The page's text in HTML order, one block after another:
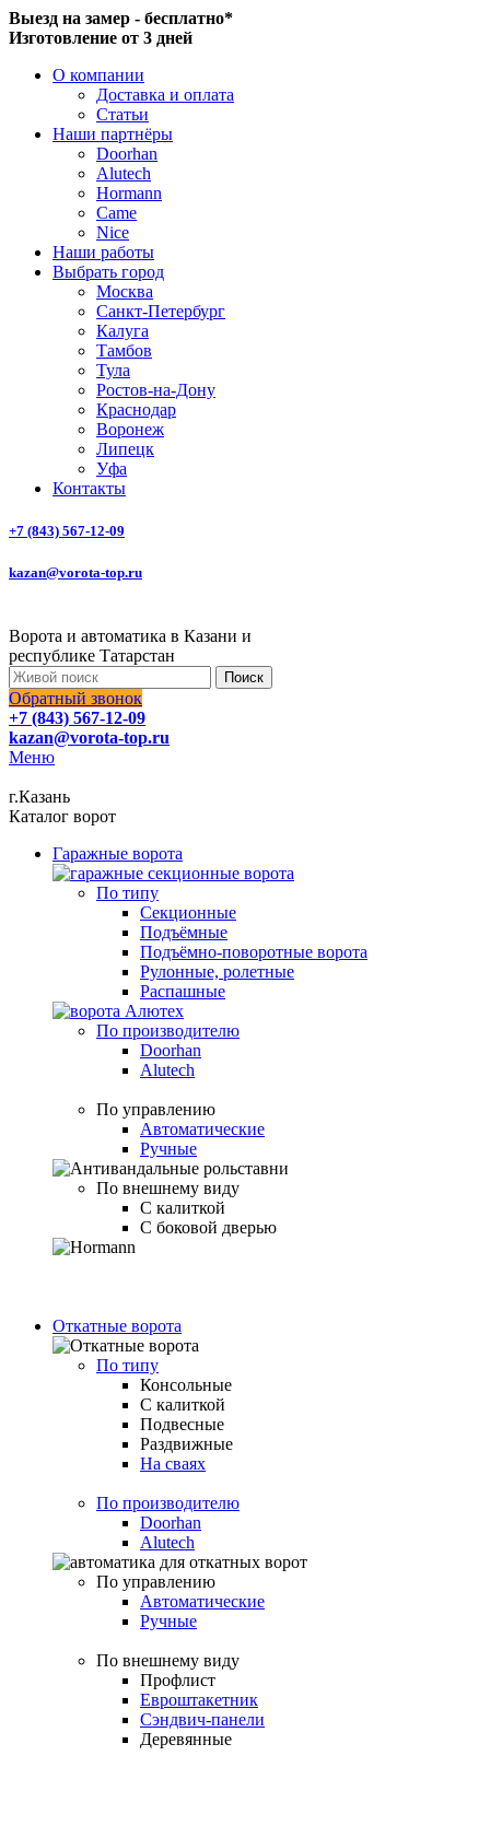
Выезд на замер - бесплатно*
Изготовление от 3 дней
О компании
Доставка и оплата
Статьи
Наши партнёры
Doorhan
Alutech
Hormann
Came
Nice
Наши работы
Выбрать город
Москва
Санкт-Петербург
Калуга
Тамбов
Тула
Ростов-на-Дону
Краснодар
Воронеж
Липецк
Уфа
Контакты
+7 (843) 567-12-09
kazan@vorota-top.ru
Ворота и автоматика в Казани и
республике Татарстан
Поиск
Обратный звонок
+7 (843) 567-12-09
kazan@vorota-top.ru
Меню
г.Казань
Каталог ворот
Гаражные ворота
По типу
Секционные
Подъёмные
Подъёмно-поворотные ворота
Рулонные, ролетные
Распашные
По производителю
Doorhan
Alutech
По управлению
Автоматические
Ручные
По внешнему виду
С калиткой
С боковой дверью
Откатные ворота
По типу
Консольные
С калиткой
Подвесные
Раздвижные
На сваях
По производителю
Doorhan
Alutech
По управлению
Автоматические
Ручные
По внешнему виду
Профлист
Евроштакетник
Сэндвич-панели
Деревянные